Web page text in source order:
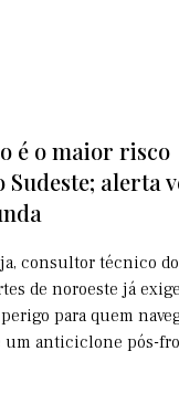
é o maior risco
alerta
consultor técnico do
de noroeste já
para quem
um anticiclone pós-